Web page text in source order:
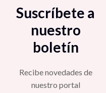
Suscríbete a
nuestro
boletín
Recibe novedades de
nuestro portal